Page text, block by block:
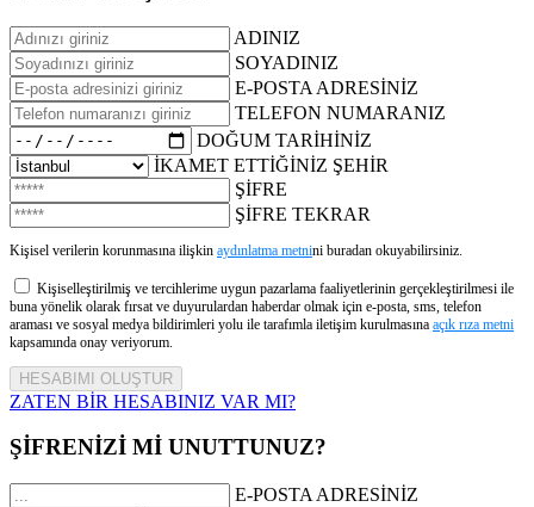
ADINIZ
SOYADINIZ
E-POSTA ADRESİNİZ
TELEFON NUMARANIZ
DOĞUM TARİHİNİZ
İKAMET ETTİĞİNİZ ŞEHİR
ŞİFRE
ŞİFRE TEKRAR
Kişisel verilerin korunmasına ilişkin aydınlatma metnini buradan okuyabilirsiniz.
Kişiselleştirilmiş ve tercihlerime uygun pazarlama faaliyetlerinin gerçekleştirilmesi ile
buna yönelik olarak fırsat ve duyurulardan haberdar olmak için e-posta, sms, telefon
araması ve sosyal medya bildirimleri yolu ile tarafımla iletişim kurulmasına açık rıza metni
kapsamında onay veriyorum.
ZATEN BİR HESABINIZ VAR MI?
ŞİFRENİZİ Mİ UNUTTUNUZ?
E-POSTA ADRESİNİZ